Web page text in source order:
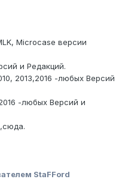
Microcase версии
и Редакций.
2013,2016 -любых Версий
-любых Версий и
StaFFord